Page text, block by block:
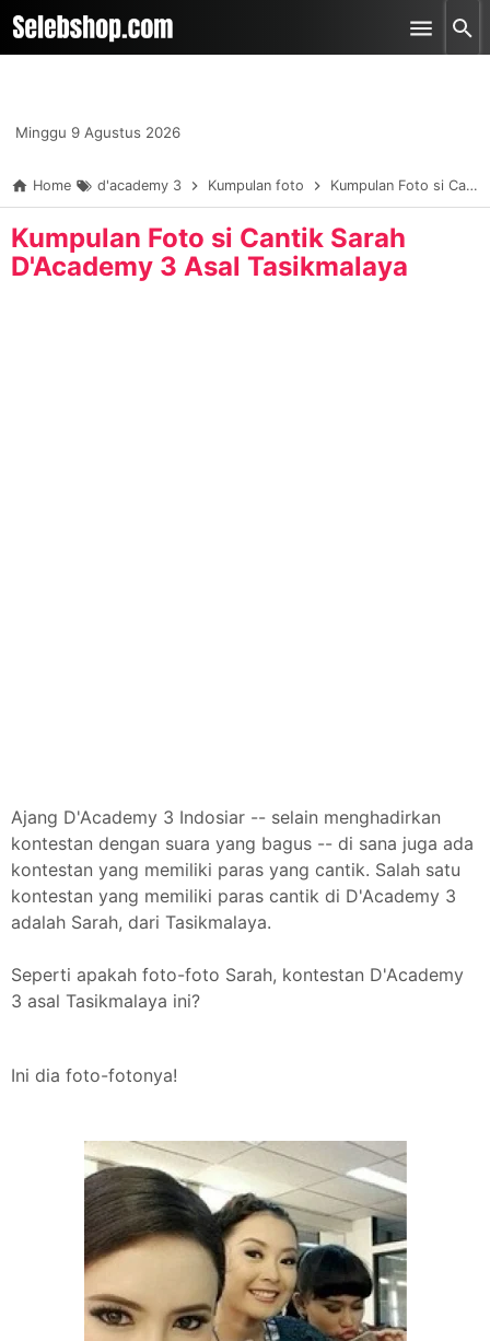
-->
Skip to main content
Minggu 9 Agustus 2026
Home d'academy 3 Kumpulan foto Kumpulan Foto si Cantik Sarah D'Academy 3 Asal Tasikmalaya
Kumpulan Foto si Cantik Sarah
D'Academy 3 Asal Tasikmalaya
Ajang D'Academy 3 Indosiar -- selain menghadirkan
kontestan dengan suara yang bagus -- di sana juga ada
kontestan yang memiliki paras yang cantik. Salah satu
kontestan yang memiliki paras cantik di D'Academy 3
adalah Sarah, dari Tasikmalaya.
Seperti apakah foto-foto Sarah, kontestan D'Academy
3 asal Tasikmalaya ini?
Ini dia foto-fotonya!